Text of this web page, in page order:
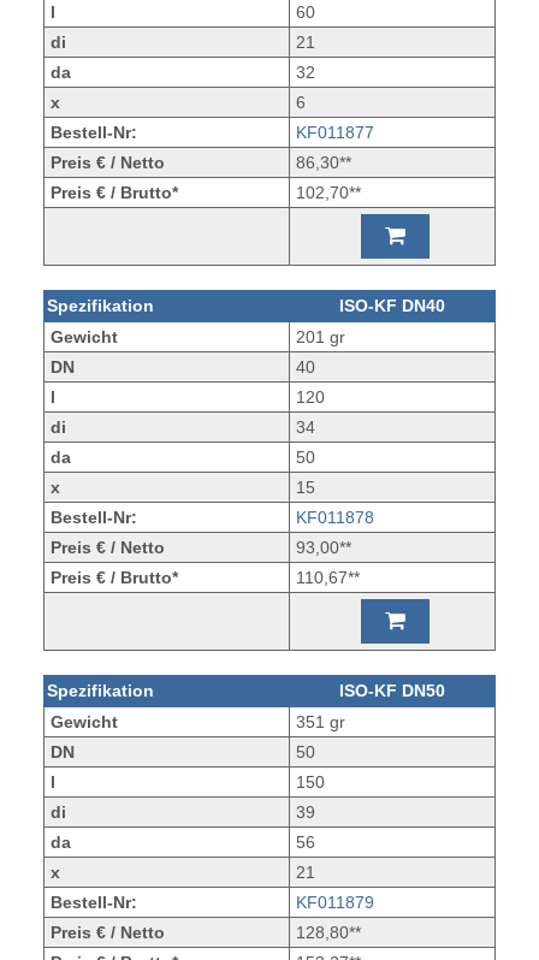
l
60
di
21
da
32
x
6
Bestell-Nr:
KF011877
Preis € / Netto
86,30**
Preis € / Brutto*
102,70**
Spezifikation
ISO-KF DN40
Gewicht
201 gr
DN
40
l
120
di
34
da
50
x
15
Bestell-Nr:
KF011878
Preis € / Netto
93,00**
Preis € / Brutto*
110,67**
Spezifikation
ISO-KF DN50
Gewicht
351 gr
DN
50
l
150
di
39
da
56
x
21
Bestell-Nr:
KF011879
Preis € / Netto
128,80**